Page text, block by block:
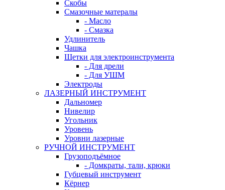
Скобы
Смазочные матералы
- Масло
- Смазка
Удлинитель
Чашка
Щетки для электроинструмента
- Для дрели
- Для УШМ
Электроды
ЛАЗЕРНЫЙ ИНСТРУМЕНТ
Дальномер
Нивелир
Угольник
Уровень
Уровни лазерные
РУЧНОЙ ИНСТРУМЕНТ
Грузоподъёмное
- Домкраты, тали, крюки
Губцевый инструмент
Кёрнер